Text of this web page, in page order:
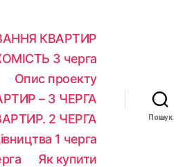
КВАРТИР
3 черга​
Опис проекту
– 3 ЧЕРГА​
2 ЧЕРГА​
1 черга
Як купити
Пошук